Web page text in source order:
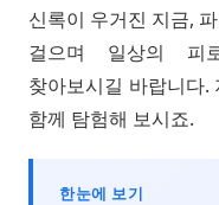
신록이 우거진 지금,
걸으며 일상의 피
찾아보시길 바랍니다.
함께 탐험해 보시죠.
한눈에 보기